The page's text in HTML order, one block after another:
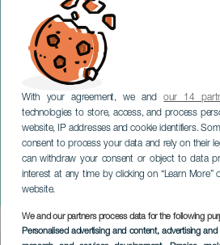
With your agreement, we andour 14
technologies to store, access, and process
website, IP addresses and cookie identifiers.
consent to process your data and rely on their
can withdraw your consent or object to data
interest at any time by clicking on “Learn More”
website.
We and our partners process data for the following
Personalised advertising and content, advertising
Trail Circular
de Abona
TENERIFFA
Imagen